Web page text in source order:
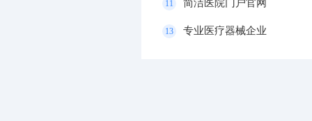
11 简洁医院门户官网
13 专业医疗器械企业